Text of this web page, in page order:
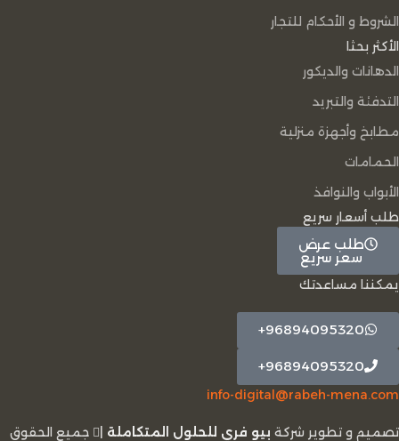
الشروط و الأحكام للتجار
الأكثر بحثا
الدهانات والديكور
التدفئة والتبريد
مطابخ وأجهزة منزلية
الحمامات
الأبواب والنوافذ
طلب أسعار سريع
طلب عرض
سعر سريع
يمكننا مساعدتك
96894095320+
96894095320+
info-digital@rabeh-mena.com
تصميم و تطوير شركة بيو فري للحلول المتكاملة
ﺟﻤﻴﻊ اﻟﺤﻘﻮق